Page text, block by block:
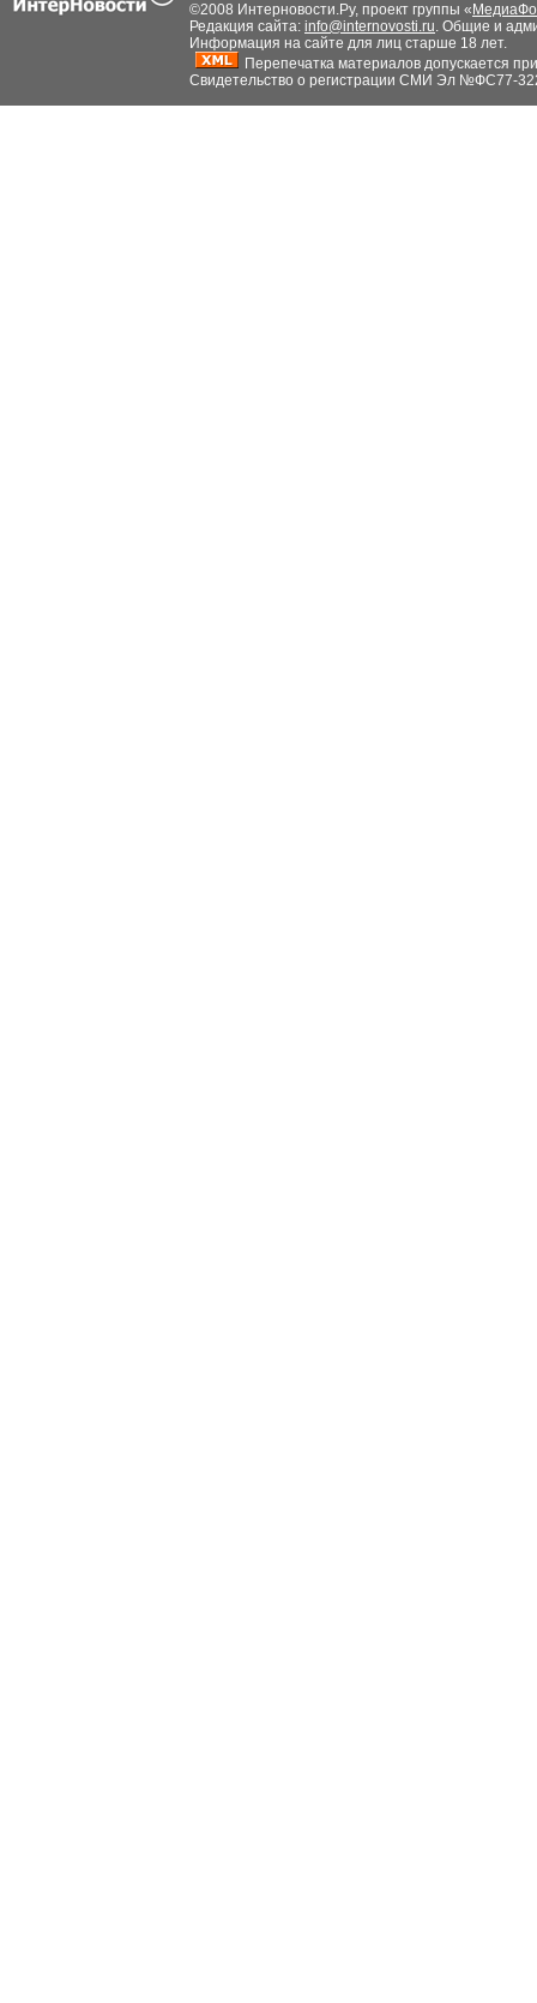
©2008 Интерновости.Ру, проект группы «
Редакция сайта: info@internovosti.ru. Общие и
Информация на сайте для лиц старше 18 лет.
Перепечатка материалов допускается
Свидетельство о регистрации СМИ Эл №ФС77-